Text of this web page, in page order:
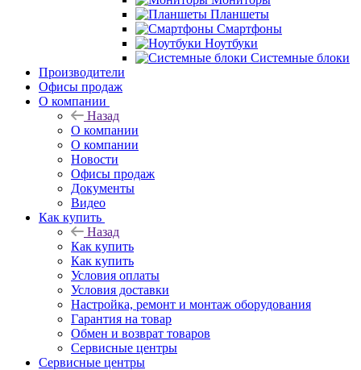
Планшеты
Смартфоны
Ноутбуки
Системные блоки
Производители
Офисы продаж
О компании
Назад
О компании
О компании
Новости
Офисы продаж
Документы
Видео
Как купить
Назад
Как купить
Как купить
Условия оплаты
Условия доставки
Настройка, ремонт и монтаж оборудования
Гарантия на товар
Обмен и возврат товаров
Сервисные центры
Сервисные центры